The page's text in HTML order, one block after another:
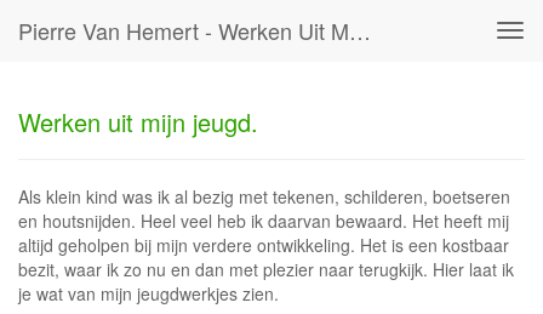
Pierre Van Hemert - Werken Uit Mijn Jeugd.
Werken uit mijn jeugd.
Als klein kind was ik al bezig met tekenen, schilderen, boetseren
en houtsnijden. Heel veel heb ik daarvan bewaard. Het heeft mij
altijd geholpen bij mijn verdere ontwikkeling. Het is een kostbaar
bezit, waar ik zo nu en dan met plezier naar terugkijk. Hier laat ik
je wat van mijn jeugdwerkjes zien.